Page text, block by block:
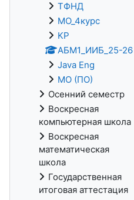
ТФНД
МО_4курс
KP
АБМ1_ИИБ_25-26
Java Eng
МО (ПО)
Осенний семестр
Воскресная
компьютерная школа
Воскресная
математическая
школа
Государственная
итоговая аттестация